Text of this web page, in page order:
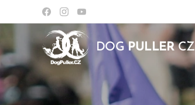
DOGPULLERCZ